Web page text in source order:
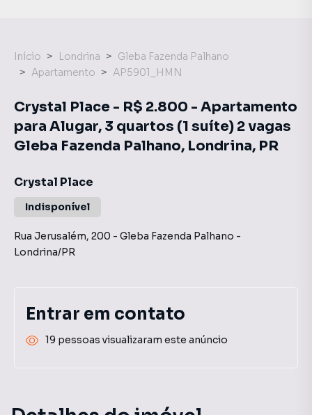
Início Londrina
Gleba Fazenda Palhano
Apartamento
AP5901_HMN
Crystal Place - R$ 2.800 - Apartamento
para Alugar, 3 quartos (1 suíte) 2 vagas
Gleba Fazenda Palhano, Londrina, PR
Crystal Place
Indisponível
Rua Jerusalém, 200 - Gleba Fazenda Palhano -
Londrina/PR
Entrar em contato
19 pessoas visualizaram este anúncio